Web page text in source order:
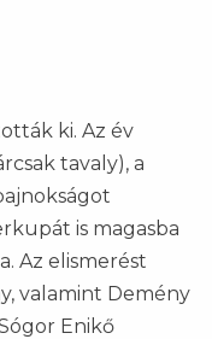
ki. Az év
tavaly), a
is magasba
Az elismerést
valamint Demény
Enikő